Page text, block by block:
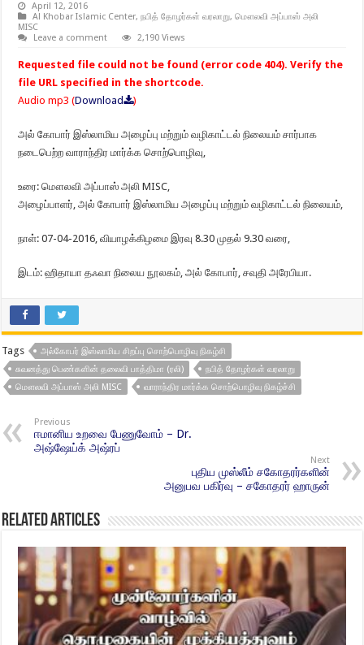
April 12, 2016
Al Khobar Islamic Center,நபித் தோழர்கள் வரலாறு,மௌலவி அப்பாஸ் அலி
MISC
Leave a comment
2,190 Views
Requested file could not be found (error code 404). Verify the
file URL specified in the shortcode.
Audio mp3 (Download )
அல் கோபார் இஸ்லாமிய அழைப்பு மற்றும் வழிகாட்டல் நிலையம் சார்பாக
நடைபெற்ற வாராந்திர மார்க்க சொற்பொழிவு,
உரை: மௌலவி அப்பாஸ் அலி MISC,
அழைப்பாளர், அல் கோபார் இஸ்லாமிய அழைப்பு மற்றும் வழிகாட்டல் நிலையம்,
நாள்: 07-04-2016, வியாழக்கிழமை இரவு 8.30 முதல் 9.30 வரை,
இடம்: ஹிதாயா தஃவா நிலைய நூலகம், அல் கோபார், சவுதி அரேபியா.
Tags
அல்கோபர் இஸ்லாமிய சிறப்பு சொற்பொழிவு நிகழ்சி
சுவனத்து பெண்களின் தலைவி பாத்திமா (ரலி)
நபித் தோழர்கள் வரலாறு
மௌலவி அப்பாஸ் அலி MISC
வாராந்திர மார்க்க சொற்பொழிவு நிகழ்ச்சி
Previous
ஈமானிய உறவை பேணுவோம் – Dr.
அஷ்ஷேய்க் அஷ்ரப்
Next
புதிய முஸ்லீம் சகோதரர்களின்
அனுபவ பகிர்வு – சகோதரர் ஹாருன்
Related Articles